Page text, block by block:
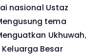
nasional Ustaz
tema
Ukhuwah,
Besar